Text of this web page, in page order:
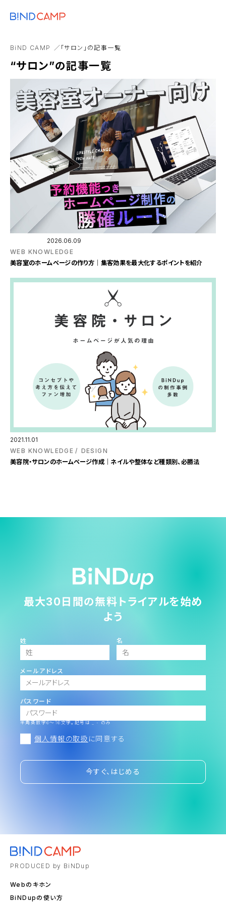
Webアプリ
Web制作事業者
BiND CAMP 「サロン」の記事一覧
“サロン”の記事一覧
2026.06.09
WEB KNOWLEDGE
美容室のホームページの作り方｜集客効果を最大化するポイントを紹介
2021.11.01
WEB KNOWLEDGE
DESIGN
美容院・サロンのホームページ作成｜ネイルや整体など種類別、必勝法
最大30日間の無料トライアルを始め
よう
姓 名
メールアドレス
パスワード
半角英数字6～16文字。記号は _ - のみ
個人情報の取扱 に同意する
今すぐ、はじめる
PRODUCED by BiNDup
Webのキホン
BiNDupの使い方